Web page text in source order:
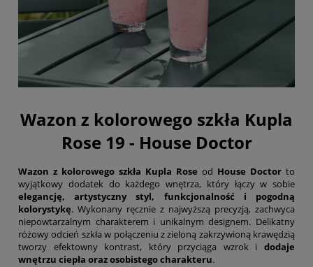
Wazon z kolorowego szkła Kupla
Rose 19 - House Doctor
Wazon z kolorowego szkła Kupla Rose od House Doctor to
wyjątkowy dodatek do każdego wnętrza, który łączy w sobie
elegancję, artystyczny styl, funkcjonalność i pogodną
kolorystykę. Wykonany ręcznie z najwyższą precyzją, zachwyca
niepowtarzalnym charakterem i unikalnym designem. Delikatny
różowy odcień szkła w połączeniu z zieloną zakrzywioną krawędzią
tworzy efektowny kontrast, który przyciąga wzrok i dodaje
wnętrzu ciepła oraz osobistego charakteru.